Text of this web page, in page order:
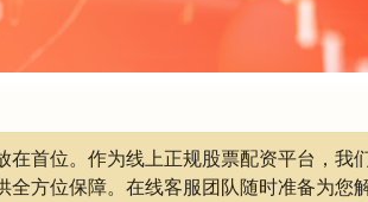
首位。作为线上正规股票配资平台，我
方位保障。在线客服团队随时准备为您